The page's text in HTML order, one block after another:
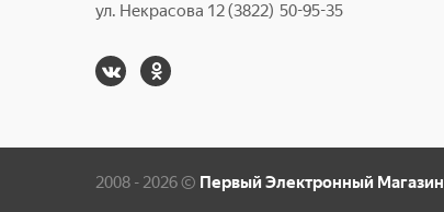
ул. Некрасова 12 (3822) 50-95-35
2008 - 2026 © Первый Электронный Магазин